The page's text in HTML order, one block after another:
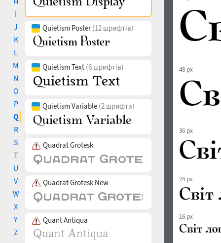
I
J
K
L
M
N
O
P
Q
R
S
T
U
V
W
X
Y
Z
Quietism Poster(12 шрифтів)
Quietism Text (6 шрифтів)
Quietism Variable (2 шрифта)
Quadrat Grotesk
Quadrat Grotesk New
Quant Antiqua
48 px
36 px
24 px
16 px